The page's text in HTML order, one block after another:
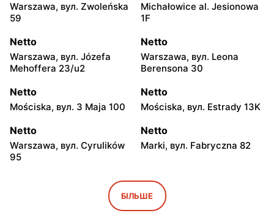
Warszawa, вул. Zwoleńska
59
Michałowice al. Jesionowa
1F
Netto
Warszawa, вул. Józefa
Mehoffera 23/u2
Netto
Warszawa, вул. Leona
Berensona 30
Netto
Mościska, вул. 3 Maja 100
Netto
Mościska, вул. Estrady 13K
Netto
Warszawa, вул. Cyrulików
95
Netto
Marki, вул. Fabryczna 82
Warszawa, вул. Wisełki 6
Netto
Warszawa, вул.
Mochtyńska 101
БІЛЬШЕ